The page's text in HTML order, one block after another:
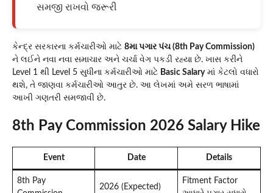
સમજી રાખવો જરૂરી
કેન્દ્ર સરકારના કર્મચારીઓ માટે 8મા પગાર પંચ (8th Pay Commission)
ને લઈને નવા નવા સમાચાર અને ચર્ચા વેગ પકડી રહ્યા છે. ખાસ કરીને
Level 1 થી Level 5 સુધીના કર્મચારીઓ માટે Basic Salaryમાં કેટલો વધારો
થશે, તે જાણવા કર્મચારીઓ આતુર છે. આ લેખમાં અમે સરળ ભાષામાં
આખી ગણતરી સમજાવી છે.
8th Pay Commission 2026 Salary Hike
Event Date Details
8th Pay
2026 (Expected)
Fitment Factor